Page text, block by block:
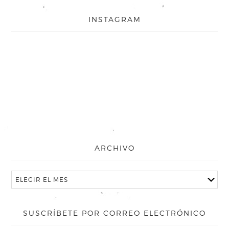
INSTAGRAM
ARCHIVO
SUSCRÍBETE POR CORREO ELECTRÓNICO